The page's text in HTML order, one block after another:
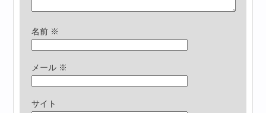
名前 ※
メール ※
サイト